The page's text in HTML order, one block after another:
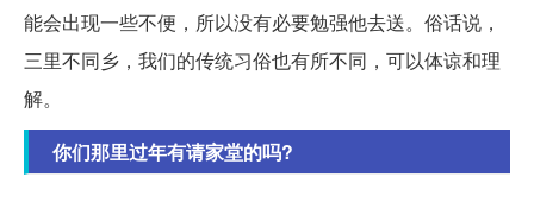
能会出现一些不便，所以没有必要勉强他去送。俗话说，
三里不同乡，我们的传统习俗也有所不同，可以体谅和理
解。
你们那里过年有请家堂的吗?